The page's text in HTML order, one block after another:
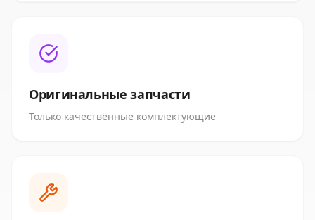
Оригинальные запчасти
Только качественные комплектующие